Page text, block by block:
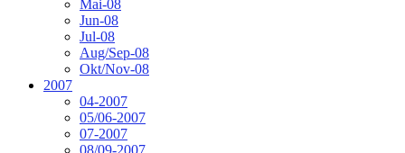
Mai-08
Jun-08
Jul-08
Aug/Sep-08
Okt/Nov-08
2007
04-2007
05/06-2007
07-2007